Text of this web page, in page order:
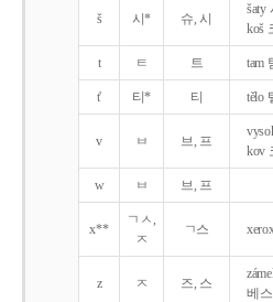
š 시* 슈, 시
šaty
koš
t ㅌ 트 tam
t' 티* 티 tělo
v ㅂ 브, 프
kov
w ㅂ 브, 프
x**
ㄱㅅ,
ㅈ
ㄱ스
z ㅈ 즈, 스
베스